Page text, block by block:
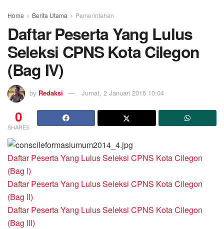
Home Berita Utama Pemerintahan
Daftar Peserta Yang Lulus
Seleksi CPNS Kota Cilegon
(Bag IV)
by Redaksi Jumat, 2 Januari 2015 10:04
0
SHARES
Daftar Peserta Yang Lulus Seleksi CPNS Kota Cilegon
(Bag I)
Daftar Peserta Yang Lulus Seleksi CPNS Kota Cilegon
(Bag II)
Daftar Peserta Yang Lulus Seleksi CPNS Kota Cilegon
(Bag III)